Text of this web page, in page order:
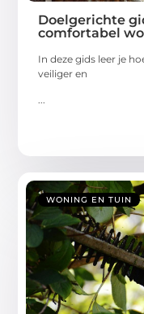
Doelgerichte
comfortabel
In deze gids leer je
veiliger en
...
WONING EN TUIN